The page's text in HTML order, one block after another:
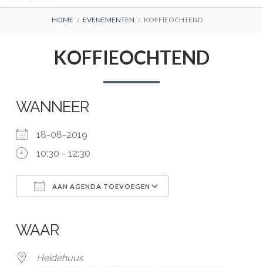
BREADCRUMBS
HOME EVENEMENTEN KOFFIEOCHTEND
KOFFIEOCHTEND
WANNEER
18-08-2019
10:30 - 12:30
AAN AGENDA TOEVOEGEN
WAAR
Heidehuus